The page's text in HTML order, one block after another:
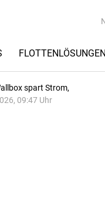
FLOTTENLÖSUNGEN
spart Strom,
09:47 Uhr